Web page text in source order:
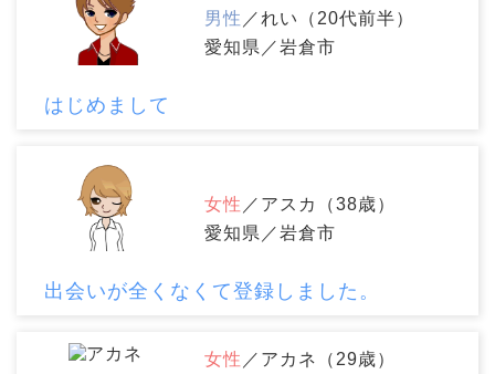
男性 ／れい（20代前半）
愛知県／岩倉市
はじめまして
女性 ／アスカ（38歳）
愛知県／岩倉市
出会いが全くなくて登録しました。
女性 ／アカネ（29歳）